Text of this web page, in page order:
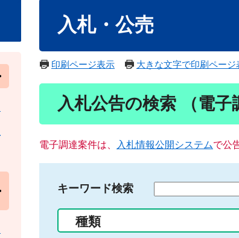
入札・公売
印刷ページ表示 大きな文字で印刷ページ
入札公告の検索 （電子
電子調達案件は、 入札情報公開システムで公
キーワード検索
る
種類